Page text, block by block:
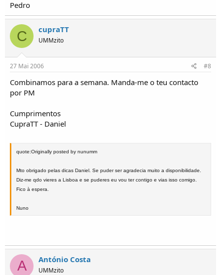
Pedro
C cupraTT
UMMzito
27 Mai 2006 #8
Combinamos para a semana. Manda-me o teu contacto
por PM
Cumprimentos
CupraTT - Daniel
quote:Originally posted by nunumm
Mto obrigado pelas dicas Daniel. Se puder ser agradecia muito a disponibilidade.
Diz-me qdo vieres a Lisboa e se puderes eu vou ter contigo e vias isso comigo.
Fico à espera.
Nuno
A António Costa
UMMzito